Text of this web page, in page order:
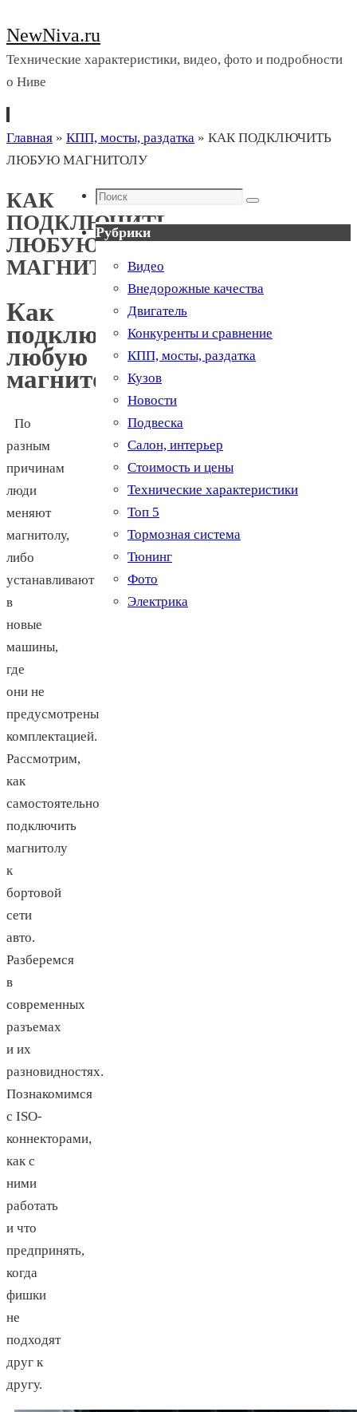
NewNiva.ru
Технические характеристики, видео, фото и подробности
о Ниве
Перейти
к
Главная » КПП, мосты, раздатка » КАК ПОДКЛЮЧИТЬ
ЛЮБУЮ МАГНИТОЛУ
КАК
ПОДКЛЮЧИТЬ
ЛЮБУЮ
МАГНИТОЛУ
Как
подключить
любую
магнитолу
По
разным
причинам
люди
меняют
магнитолу,
либо
устанавливают
в
новые
машины,
где
они не
предусмотрены
комплектацией.
Рассмотрим,
как
самостоятельно
подключить
магнитолу
к
бортовой
сети
авто.
Разберемся
в
современных
разъемах
и их
разновидностях.
Познакомимся
с ISO-
коннекторами,
как с
ними
работать
и что
предпринять,
когда
фишки
не
подходят
друг к
другу.
Поиск
Поиск
Рубрики
Видео
Внедорожные качества
Двигатель
Конкуренты и сравнение
КПП, мосты, раздатка
Кузов
Новости
Подвеска
Салон, интерьер
Стоимость и цены
Технические характеристики
Топ 5
Тормозная система
Тюнинг
Фото
Электрика